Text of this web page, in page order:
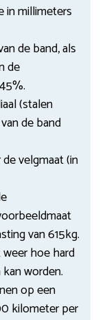
in millimeters
de band, als
de
(stalen
de band
velgmaat (in
van 615kg.
hoe hard
worden.
op een
kilometer per